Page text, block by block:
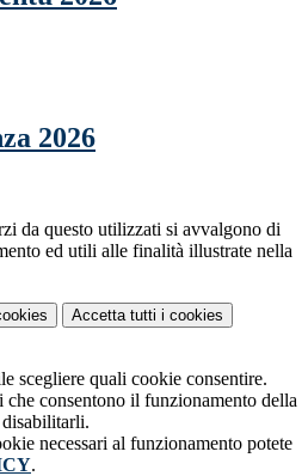
2026
da questo utilizzati si avvalgono di
ed utili alle finalità illustrate nella
Accetta tutti i cookies
scegliere quali cookie consentire.
consentono il funzionamento della
necessari al funzionamento potete
.